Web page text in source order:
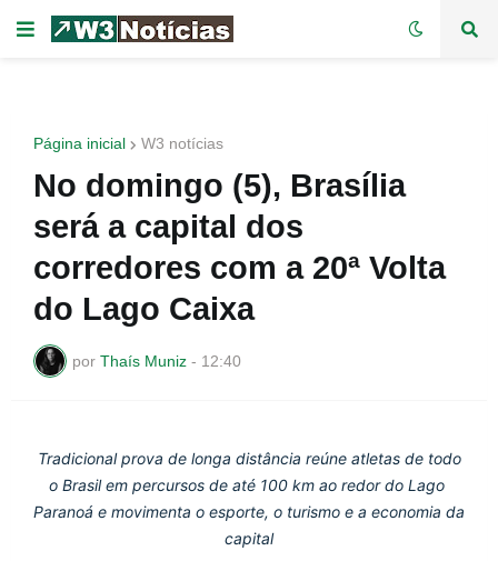
Página inicial W3 notícias
No domingo (5), Brasília
será a capital dos
corredores com a 20ª Volta
do Lago Caixa
por Thaís Muniz - 12:40
Tradicional prova de longa distância reúne atletas de todo
o Brasil em percursos de até 100 km ao redor do Lago
Paranoá e movimenta o esporte, o turismo e a economia da
capital